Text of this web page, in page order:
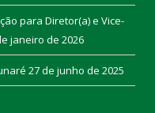
para Diretor(a) e Vice-
janeiro de 2026
27 de junho de 2025